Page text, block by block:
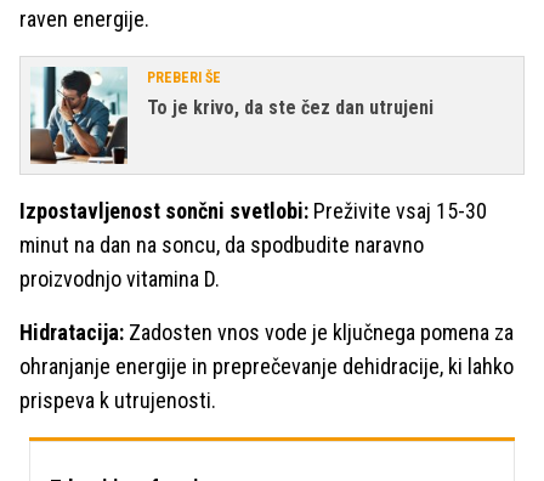
raven energije.
PREBERI ŠE
To je krivo, da ste čez dan utrujeni
Izpostavljenost sončni svetlobi: Preživite vsaj 15-30
minut na dan na soncu, da spodbudite naravno
proizvodnjo vitamina D.
Hidratacija: Zadosten vnos vode je ključnega pomena za
ohranjanje energije in preprečevanje dehidracije, ki lahko
prispeva k utrujenosti.